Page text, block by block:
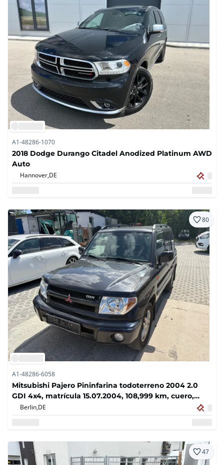
A1-48286-1070
2018 Dodge Durango Citadel Anodized Platinum AWD
Auto
Hannover,DE
80
A1-48286-6058
Mitsubishi Pajero Pininfarina todoterreno 2004 2.0
GDI 4x4, matrícula 15.07.2004, 108,999 km, cuero,
techo solar, TÜV, folleto de servicio
Berlin,DE
47